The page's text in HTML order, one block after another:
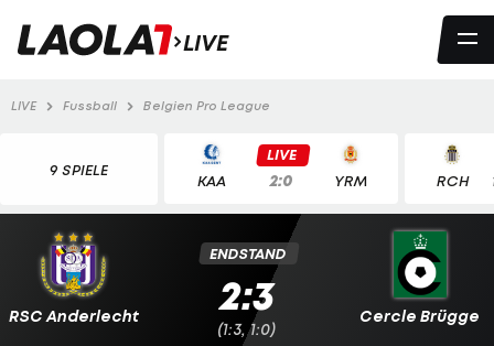
LIVE
LIVE Fussball Belgien Pro League
9 SPIELE
KAA YRM
LIVE
2:0 RCH
RSC Anderlecht Cercle Brügge
ENDSTAND
2:3
(1:3, 1:0)